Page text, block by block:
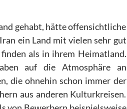
gehabt, hätte offensichtliche
ein Land mit vielen sehr gut
als in ihrem Heimatland.
auf die Atmosphäre an
die ohnehin schon immer der
aus anderen Kulturkreisen.